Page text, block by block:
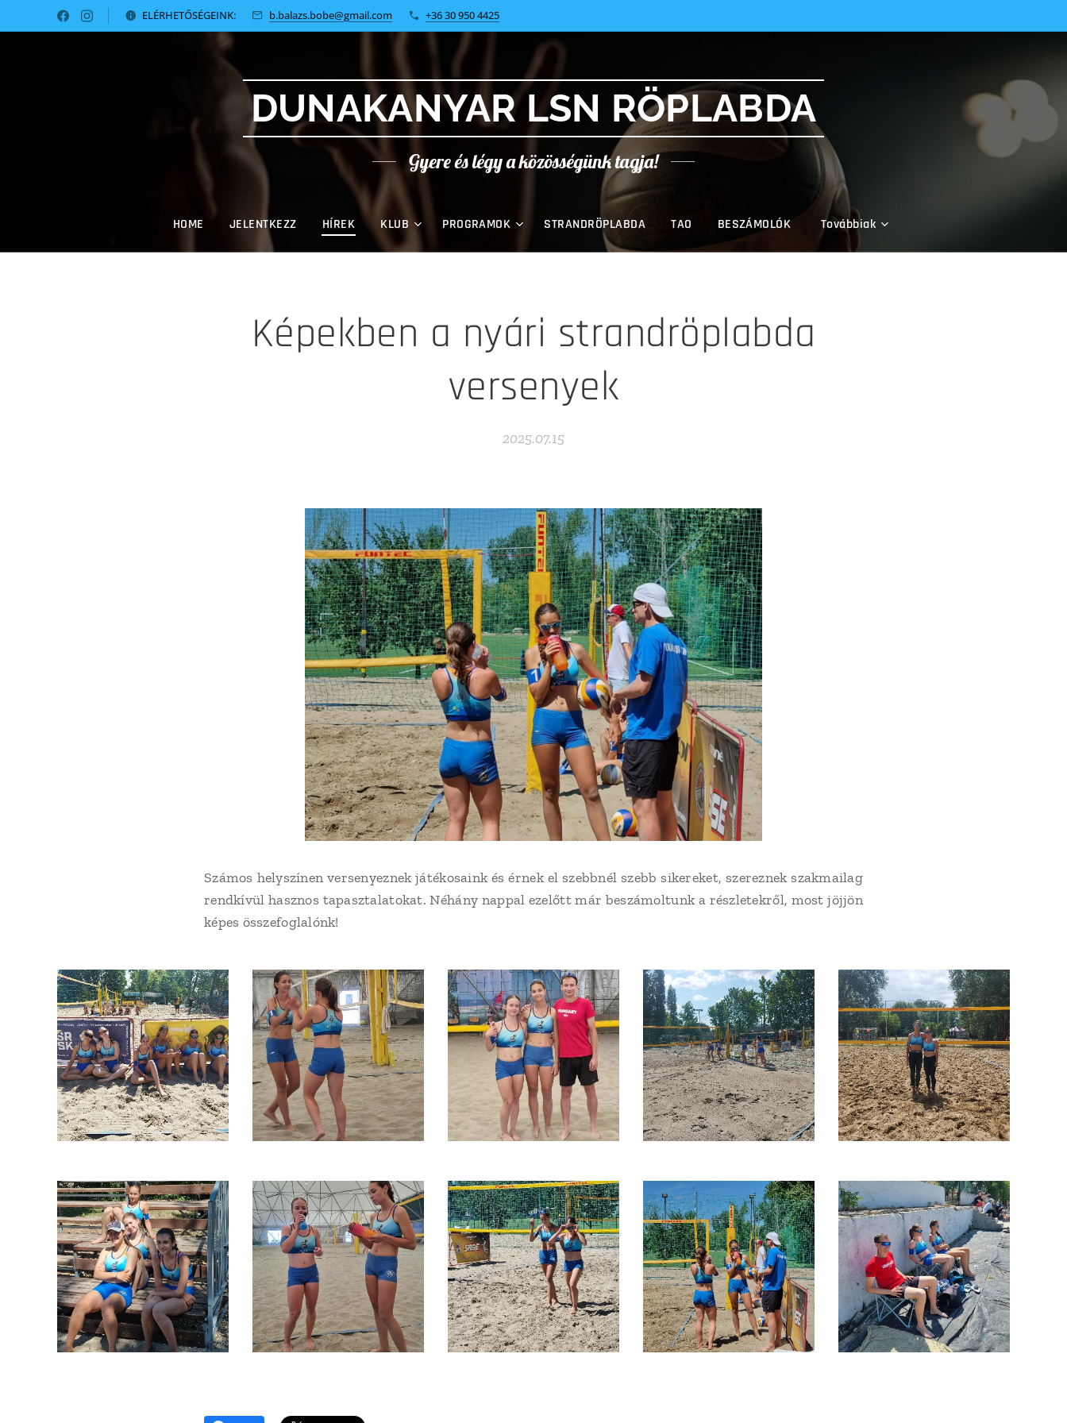
ELÉRHETŐSÉGEINK: b.balazs.bobe@gmail.com +36 30 950 4425
DUNAKANYAR LSN RÖPLABDA
Gyere és légy a közösségünk tagja!
HOME JELENTKEZZ HÍREK KLUB PROGRAMOK STRANDRÖPLABDA TAO BESZÁMOLÓK Továbbiak
Képekben a nyári strandröplabda
versenyek
2025.07.15
Számos helyszínen versenyeznek játékosaink és érnek el szebbnél szebb sikereket, szereznek szakmailag
rendkívül hasznos tapasztalatokat. Néhány nappal ezelőtt már beszámoltunk a részletekről, most jöjjön
képes összefoglalónk!